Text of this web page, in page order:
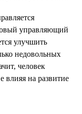
управляющий
улучшить
недовольных
человек
влияя на развитие